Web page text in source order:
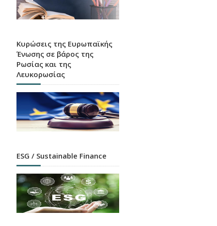
Χάρτης καταστημάτων, ATM και APS όλων των
Ελλάδα
Κάποιες Ειδοποιήσεις
Αγνοείς
Ενημερώσου και προστατεύσου σήμερα από τα
δίαφορα είδη ηλεκτρονικής απάτης
Κυρώσεις της Ευρωπαϊκής
Ένωσης σε βάρος της
Ρωσίας και της
Λευκορωσίας
ESG / Sustainable Finance